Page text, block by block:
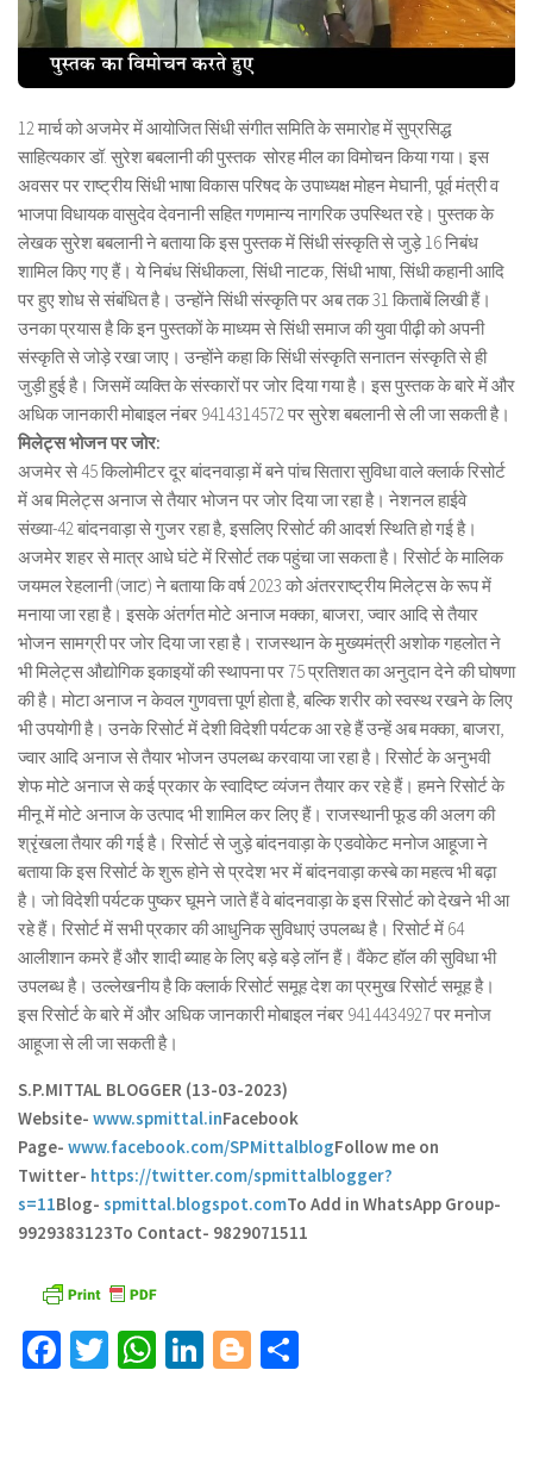
12 मार्च को अजमेर में आयोजित सिंधी संगीत समिति के समारोह में सुप्रसिद्ध
साहित्यकार डॉ. सुरेश बबलानी की पुस्तक सोरह मील का विमोचन किया गया। इस
अवसर पर राष्ट्रीय सिंधी भाषा विकास परिषद के उपाध्यक्ष मोहन मेघानी, पूर्व मंत्री व
भाजपा विधायक वासुदेव देवनानी सहित गणमान्य नागरिक उपस्थित रहे। पुस्तक के
लेखक सुरेश बबलानी ने बताया कि इस पुस्तक में सिंधी संस्कृति से जुड़े 16 निबंध
शामिल किए गए हैं। ये निबंध सिंधीकला, सिंधी नाटक, सिंधी भाषा, सिंधी कहानी आदि
पर हुए शोध से संबंधित है। उन्होंने सिंधी संस्कृति पर अब तक 31 किताबें लिखी हैं।
उनका प्रयास है कि इन पुस्तकों के माध्यम से सिंधी समाज की युवा पीढ़ी को अपनी
संस्कृति से जोड़े रखा जाए। उन्होंने कहा कि सिंधी संस्कृति सनातन संस्कृति से ही
जुड़ी हुई है। जिसमें व्यक्ति के संस्कारों पर जोर दिया गया है। इस पुस्तक के बारे में और
अधिक जानकारी मोबाइल नंबर 9414314572 पर सुरेश बबलानी से ली जा सकती है।
मिलेट्स भोजन पर जोर:
अजमेर से 45 किलोमीटर दूर बांदनवाड़ा में बने पांच सितारा सुविधा वाले क्लार्क रिसोर्ट
में अब मिलेट्स अनाज से तैयार भोजन पर जोर दिया जा रहा है। नेशनल हाईवे
संख्या-42 बांदनवाड़ा से गुजर रहा है, इसलिए रिसोर्ट की आदर्श स्थिति हो गई है।
अजमेर शहर से मात्र आधे घंटे में रिसोर्ट तक पहुंचा जा सकता है। रिसोर्ट के मालिक
जयमल रेहलानी (जाट) ने बताया कि वर्ष 2023 को अंतरराष्ट्रीय मिलेट्स के रूप में
मनाया जा रहा है। इसके अंतर्गत मोटे अनाज मक्का, बाजरा, ज्वार आदि से तैयार
भोजन सामग्री पर जोर दिया जा रहा है। राजस्थान के मुख्यमंत्री अशोक गहलोत ने
भी मिलेट्स औद्योगिक इकाइयों की स्थापना पर 75 प्रतिशत का अनुदान देने की घोषणा
की है। मोटा अनाज न केवल गुणवत्ता पूर्ण होता है, बल्कि शरीर को स्वस्थ रखने के लिए
भी उपयोगी है। उनके रिसोर्ट में देशी विदेशी पर्यटक आ रहे हैं उन्हें अब मक्का, बाजरा,
ज्वार आदि अनाज से तैयार भोजन उपलब्ध करवाया जा रहा है। रिसोर्ट के अनुभवी
शेफ मोटे अनाज से कई प्रकार के स्वादिष्ट व्यंजन तैयार कर रहे हैं। हमने रिसोर्ट के
मीनू में मोटे अनाज के उत्पाद भी शामिल कर लिए हैं। राजस्थानी फूड की अलग की
श्रृंखला तैयार की गई है। रिसोर्ट से जुड़े बांदनवाड़ा के एडवोकेट मनोज आहूजा ने
बताया कि इस रिसोर्ट के शुरू होने से प्रदेश भर में बांदनवाड़ा कस्बे का महत्व भी बढ़ा
है। जो विदेशी पर्यटक पुष्कर घूमने जाते हैं वे बांदनवाड़ा के इस रिसोर्ट को देखने भी आ
रहे हैं। रिसोर्ट में सभी प्रकार की आधुनिक सुविधाएं उपलब्ध है। रिसोर्ट में 64
आलीशान कमरे हैं और शादी ब्याह के लिए बड़े बड़े लॉन हैं। वैंकेट हॉल की सुविधा भी
उपलब्ध है। उल्लेखनीय है कि क्लार्क रिसोर्ट समूह देश का प्रमुख रिसोर्ट समूह है।
इस रिसोर्ट के बारे में और अधिक जानकारी मोबाइल नंबर 9414434927 पर मनोज
आहूजा से ली जा सकती है।
S.P.MITTAL BLOGGER (13-03-2023)
Website- www.spmittal.inFacebook
Page- www.facebook.com/SPMittalblogFollow me on
Twitter- https://twitter.com/spmittalblogger?
s=11Blog- spmittal.blogspot.comTo Add in WhatsApp Group-
9929383123To Contact- 9829071511
Facebook
TwitterWhatsApp
LinkedIn
Blogger